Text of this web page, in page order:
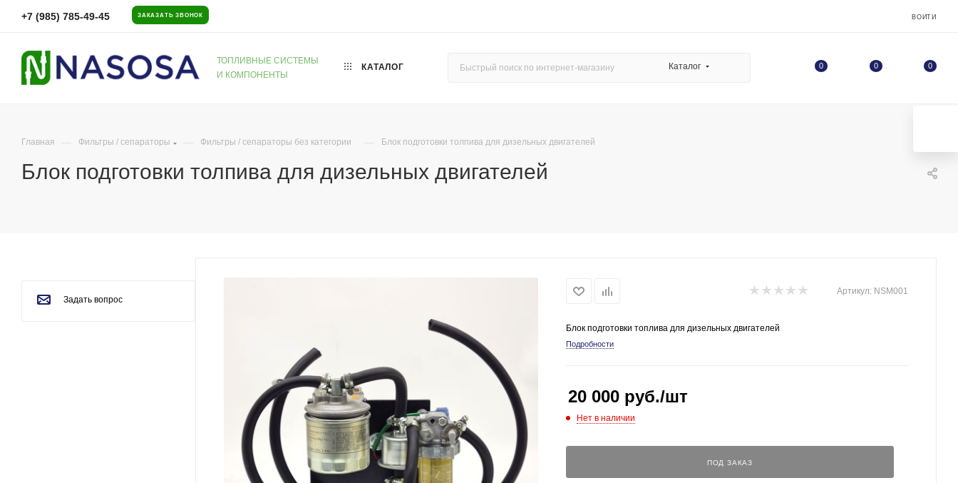
+7 (985) 785-49-45 ЗАКАЗАТЬ ЗВОНОК ВОЙТИ
ТОПЛИВНЫЕ СИСТЕМЫ
И КОМПОНЕНТЫ
КАТАЛОГ Каталог 0 0 0
Главная — Фильтры / сепараторы — Фильтры / сепараторы без категории — Блок подготовки толпива для дизельных двигателей
Блок подготовки толпива для дизельных двигателей
Артикул: NSM001
Блок подготовки топлива для дизельных двигателей
Подробности
20 000 руб./шт
Нет в наличии
ПОД ЗАКАЗ
Задать вопрос